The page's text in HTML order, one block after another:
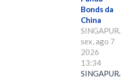
Bonds da
China
SINGAPURA,
sex, ago 7
2026
13:34
SINGAPURA,